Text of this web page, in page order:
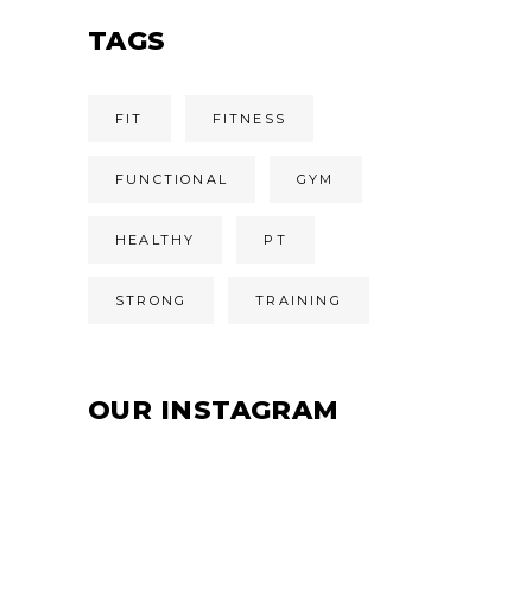
TAGS
FIT FITNESS
FUNCTIONAL GYM
HEALTHY PT
STRONG TRAINING
OUR INSTAGRAM